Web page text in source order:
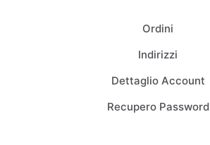
Ordini
Indirizzi
Dettaglio Account
Recupero Password